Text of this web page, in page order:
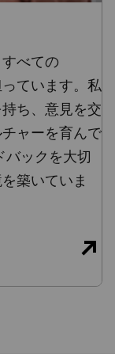
べての
ています。私
ち、意見を交
ャーを育んで
バックを大切
築いていま